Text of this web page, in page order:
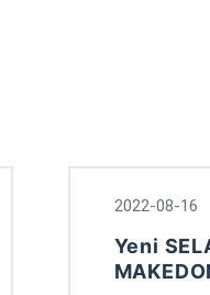
2022-08-16
Yeni